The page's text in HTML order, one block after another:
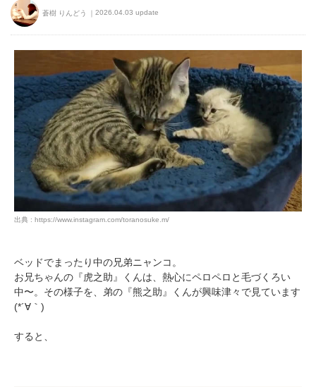
蒼樹 りんどう 2026.04.03 update
出典 : https://www.instagram.com/toranosuke.m/
ベッドでまったり中の兄弟ニャンコ。
お兄ちゃんの『虎之助』くんは、熱心にペロペロと毛づくろい
中〜。その様子を、弟の『熊之助』くんが興味津々で見ています
(*´∀｀)
すると、